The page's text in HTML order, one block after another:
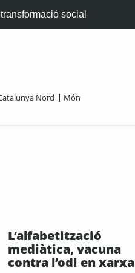
social
Nord Món
L’alfabetització
mediàtica, vacuna
contra l’odi en xarxa